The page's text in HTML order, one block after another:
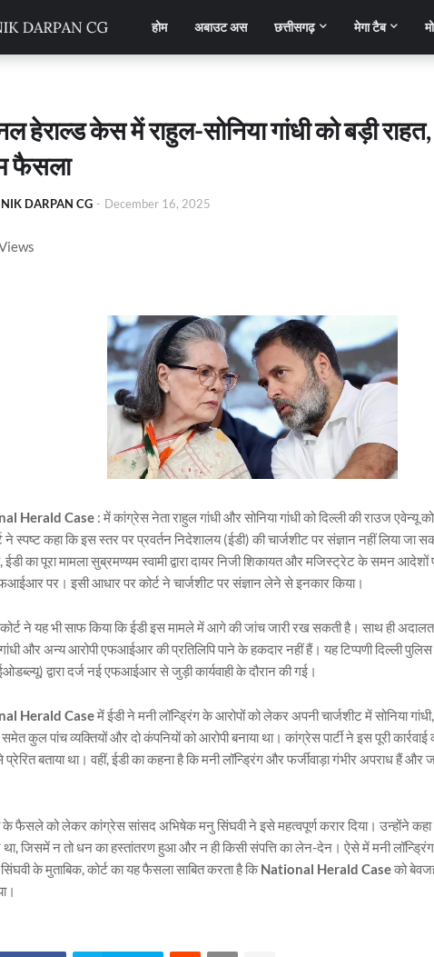
होम अबाउट अस छत्तीसगढ़ मेगा टैब
हेराल्ड केस में राहुल-सोनिया गांधी को बड़ी राहत,
फैसला
DARPAN CG - December 16, 2025
Herald Case : में कांग्रेस नेता राहुल गांधी और सोनिया गांधी को दिल्ली की राउज एवेन्यू
ने स्पष्ट कहा कि इस स्तर पर प्रवर्तन निदेशालय (ईडी) की चार्जशीट पर संज्ञान नहीं लिया
ईडी का पूरा मामला सुब्रमण्यम स्वामी द्वारा दायर निजी शिकायत और मजिस्ट्रेट के समन
पर। इसी आधार पर कोर्ट ने चार्जशीट पर संज्ञान लेने से इनकार किया।
कोर्ट ने यह भी साफ किया कि ईडी इस मामले में आगे की जांच जारी रख सकती है। साथ ही अदालत
गांधी और अन्य आरोपी एफआईआर की प्रतिलिपि पाने के हकदार नहीं हैं। यह टिप्पणी दिल्ली
द्वारा दर्ज नई एफआईआर से जुड़ी कार्यवाही के दौरान की गई।
Herald Caseमें ईडी ने मनी लॉन्ड्रिंग के आरोपों को लेकर अपनी चार्जशीट में सोनिया
समेत कुल पांच व्यक्तियों और दो कंपनियों को आरोपी बनाया था। कांग्रेस पार्टी ने इस पूरी
प्रेरित बताया था। वहीं, ईडी का कहना है कि मनी लॉन्ड्रिंग और फर्जीवाड़ा गंभीर अपराध हैं
फैसले को लेकर कांग्रेस सांसद अभिषेक मनु सिंघवी ने इसे महत्वपूर्ण करार दिया। उन्होंने कहा
था, जिसमें न तो धन का हस्तांतरण हुआ और न ही किसी संपत्ति का लेन-देन। ऐसे में मनी लॉन्ड्रिंग
के मुताबिक, कोर्ट का यह फैसला साबित करता है किNational Herald Caseको